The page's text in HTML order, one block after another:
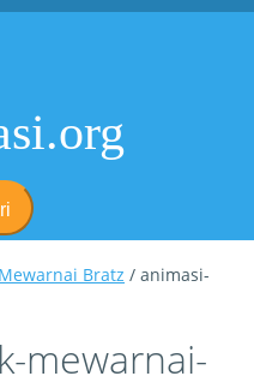
Mewarnai Bratz / animasi-
mewarnai-